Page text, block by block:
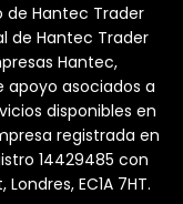
Hantec Trader
de Hantec Trader
Hantec,
apoyo asociados a
disponibles en
registrada en
14429485 con
EC1A 7HT.